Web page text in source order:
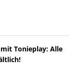
Tonieplay: Alle